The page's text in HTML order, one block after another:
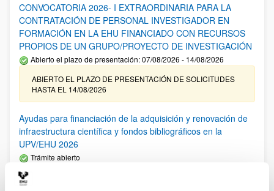
CONVOCATORIA 2026- I EXTRAORDINARIA PARA LA
CONTRATACIÓN DE PERSONAL INVESTIGADOR EN
FORMACIÓN EN LA EHU FINANCIADO CON RECURSOS
PROPIOS DE UN GRUPO/PROYECTO DE INVESTIGACIÓN
Abierto el plazo de presentación: 07/08/2026 - 14/08/2026
ABIERTO EL PLAZO DE PRESENTACIÓN DE SOLICITUDES
HASTA EL 14/08/2026
Ayudas para financiación de la adquisición y renovación de
infraestructura científica y fondos bibliográficos en la
UPV/EHU 2026
Trámite abierto